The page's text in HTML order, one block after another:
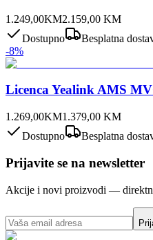
1.249,00KM2.159,00 KM
Dostupno
Besplatna
-8%
Licenca Yealink AMS
1.269,00KM1.379,00 KM
Dostupno
Besplatna
Prijavite se na newsletter
Akcije i novi proizvodi —